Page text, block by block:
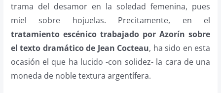
trama del desamor en la soledad femenina, pues
miel sobre hojuelas. Precitamente, en el
tratamiento escénico trabajado por Azorín sobre
el texto dramático de Jean Cocteau, ha sido en esta
ocasión el que ha lucido -con solidez- la cara de una
moneda de noble textura argentífera.